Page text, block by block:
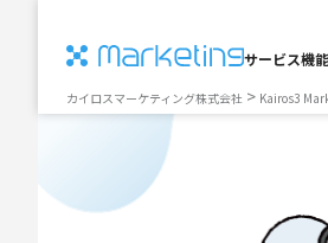
サービス機能
カイロスマーケティング株式会社 > Kairos3